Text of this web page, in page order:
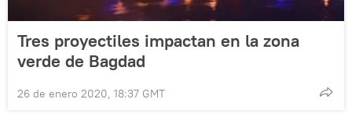
Tres proyectiles impactan en la zona
verde de Bagdad
26 de enero 2020, 18:37 GMT